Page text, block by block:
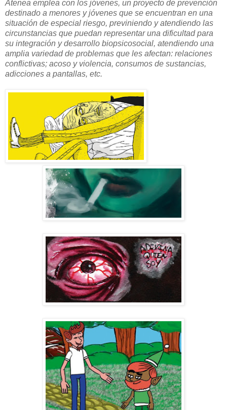
Atenea emplea con los jóvenes, un proyecto de prevención
destinado a menores y jóvenes que se encuentran en una
situación de especial riesgo, previniendo y atendiendo las
circunstancias que puedan representar una dificultad para
su integración y desarrollo biopsicosocial, atendiendo una
amplia variedad de problemas que les afectan: relaciones
conflictivas; acoso y violencia, consumos de sustancias,
adicciones a pantallas, etc.